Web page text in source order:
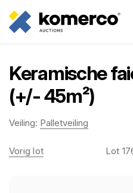
Keramische
(+/- 45m²)
Veiling: Palletveiling
Vorig lot Lot